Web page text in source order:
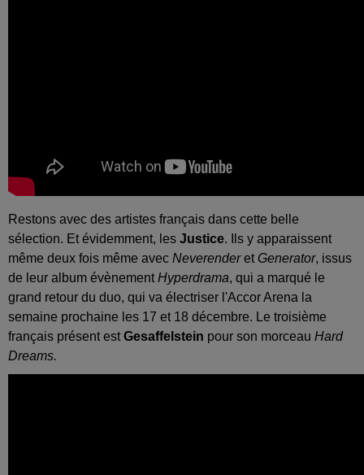
Restons avec des artistes français dans cette belle
sélection. Et évidemment, les Justice. Ils y apparaissent
même deux fois même avec Neverenderet Generator, issus
de leur album évènementHyperdrama, qui a marqué le
grand retour du duo, qui va électriser l'Accor Arena la
semaine prochaine les 17 et 18 décembre. Le troisième
français présent estGesaffelstein pour son morceau Hard
Dreams.